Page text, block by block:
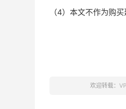
（4）本文不作为购
欢迎转载：